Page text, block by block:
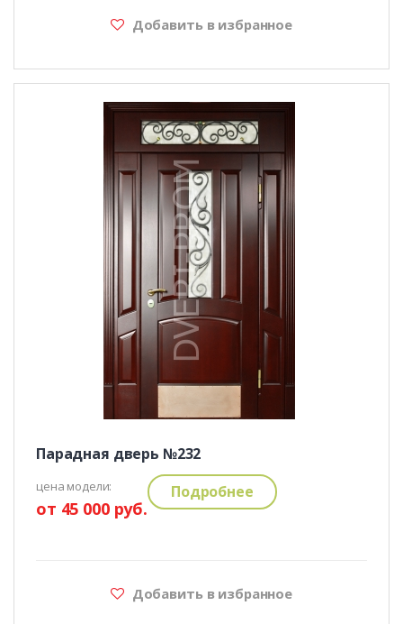
Добавить в избранное
Парадная дверь №232
цена модели:
от 45 000 руб.
Подробнее
Добавить в избранное